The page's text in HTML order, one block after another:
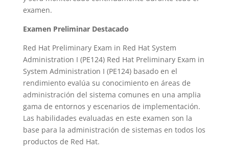
examen.
Examen Preliminar Destacado
Red Hat Preliminary Exam in Red Hat System
Administration I (PE124) Red Hat Preliminary Exam in
System Administration I (PE124) basado en el
rendimiento evalúa su conocimiento en áreas de
administración del sistema comunes en una amplia
gama de entornos y escenarios de implementación.
Las habilidades evaluadas en este examen son la
base para la administración de sistemas en todos los
productos de Red Hat.